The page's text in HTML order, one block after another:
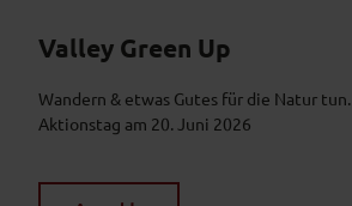
Valley Green Up
Wandern & etwas Gutes für die Natur tun.
Aktionstag am 20. Juni 2026